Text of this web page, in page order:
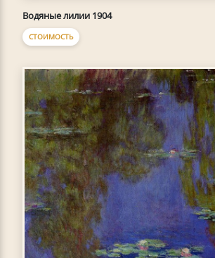
Водяные лилии 1904
СТОИМОСТЬ